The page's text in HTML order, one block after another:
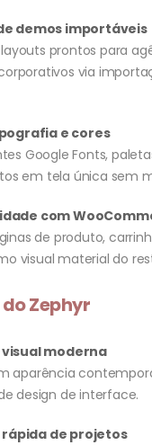
demos importáveis
layouts prontos para
via
e cores
Google Fonts,
em tela única sem
com
de produto,
visual material do
Zephyr
moderna
aparência
design de interface.
de projetos